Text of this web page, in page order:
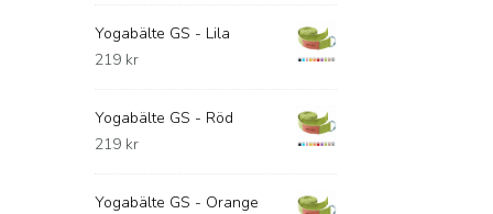
Yogabälte GS - Lila
219 kr
Yogabälte GS - Röd
219 kr
Yogabälte GS - Orange